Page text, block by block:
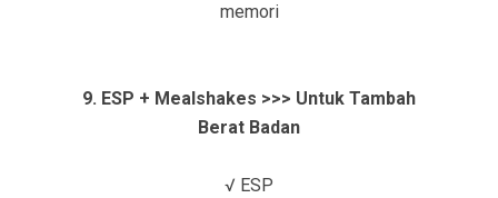
memori
9. ESP + Mealshakes >>> Untuk Tambah
Berat Badan
√ ESP